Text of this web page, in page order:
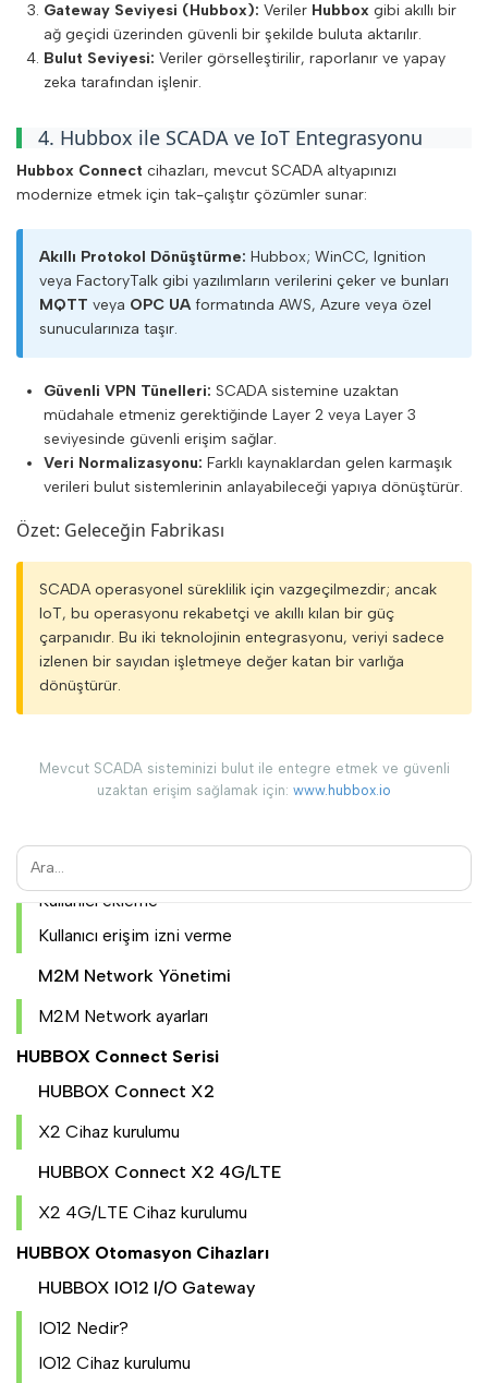
Genel
Yapılandırma Rehberi
HUBBOX Panel Erişimi
Genel
HUBBOX Panele giriş
Eğer bir hubbox.io üyeliğiniz varsa
Giriş yaptınız. "Hesabım" menüsü
İlk cihaz kaydı ve HUBBOX Panel erişimi
Cihaz Kayıt
Kullanıcı Yönetimi
Kullanıcı ekleme
Kullanıcı erişim izni verme
M2M Network Yönetimi
M2M Network ayarları
HUBBOX Connect Serisi
HUBBOX Connect X2
X2 Cihaz kurulumu
HUBBOX Connect X2 4G/LTE
X2 4G/LTE Cihaz kurulumu
HUBBOX Otomasyon Cihazları
HUBBOX IO12 I/O Gateway
IO12 Nedir?
IO12 Cihaz kurulumu
Gateway Seviyesi (Hubbox): Veriler Hubbox gibi akıllı bir
ağ geçidi üzerinden güvenli bir şekilde buluta aktarılır.
Bulut Seviyesi: Veriler görselleştirilir, raporlanır ve yapay
zeka tarafından işlenir.
4. Hubbox ile SCADA ve IoT Entegrasyonu
Hubbox Connect cihazları, mevcut SCADA altyapınızı
modernize etmek için tak-çalıştır çözümler sunar:
Akıllı Protokol Dönüştürme: Hubbox; WinCC, Ignition
veya FactoryTalk gibi yazılımların verilerini çeker ve bunları
MQTT veya OPC UAformatında AWS, Azure veya özel
sunucularınıza taşır.
Güvenli VPN Tünelleri: SCADA sistemine uzaktan
müdahale etmeniz gerektiğinde Layer 2 veya Layer 3
seviyesinde güvenli erişim sağlar.
Veri Normalizasyonu: Farklı kaynaklardan gelen karmaşık
verileri bulut sistemlerinin anlayabileceği yapıya dönüştürür.
Özet: Geleceğin Fabrikası
SCADA operasyonel süreklilik için vazgeçilmezdir; ancak
IoT, bu operasyonu rekabetçi ve akıllı kılan bir güç
çarpanıdır. Bu iki teknolojinin entegrasyonu, veriyi sadece
izlenen bir sayıdan işletmeye değer katan bir varlığa
dönüştürür.
Mevcut SCADA sisteminizi bulut ile entegre etmek ve güvenli
uzaktan erişim sağlamak için: www.hubbox.io